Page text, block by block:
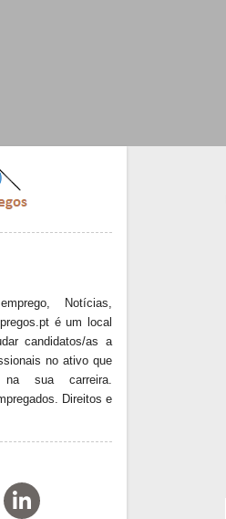
Notícias,
é um local
candidatos/as a
no ativo que
na sua carreira.
Direitos e